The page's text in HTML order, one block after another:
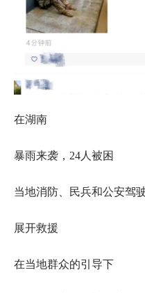
在湖南
暴雨来袭，24人被困
当地消防、民兵和公安驾
展开救援
在当地群众的引导下